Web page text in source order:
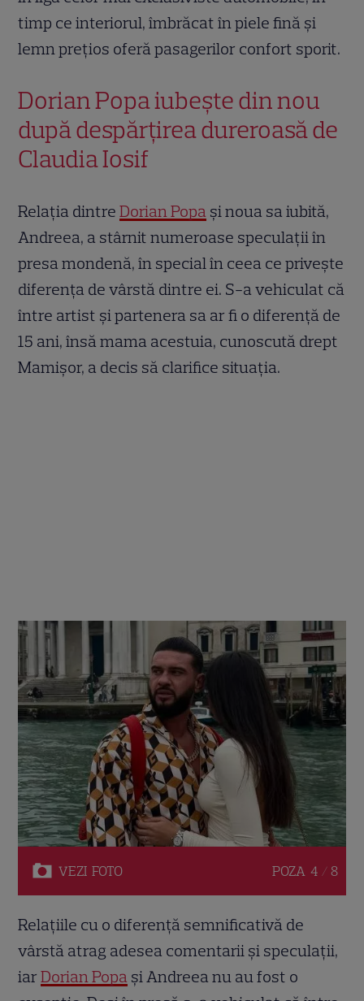
timp ce interiorul, îmbrăcat în piele fină și
lemn prețios oferă pasagerilor confort sporit.
Dorian Popa iubește din nou
după despărțirea dureroasă de
Claudia Iosif
Relația dintreDorian Popa și noua sa iubită,
Andreea, a stârnit numeroase speculații în
presa mondenă, în special în ceea ce privește
diferența de vârstă dintre ei. S-a vehiculat că
între artist și partenera sa ar fi o diferență de
15 ani, însă mama acestuia, cunoscută drept
Mamișor, a decis să clarifice situația.
VEZI FOTO POZA 4 / 8
Relațiile cu o diferență semnificativă de
vârstă atrag adesea comentarii și speculații,
iarDorian Popa și Andreea nu au fost o